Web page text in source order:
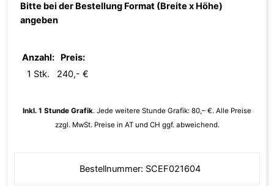
Bitte bei der Bestellung Format (Breite x Höhe)
angeben
Anzahl:
Preis:
1 Stk.
240,- €
Inkl. 1 Stunde Grafik. Jede weitere Stunde Grafik: 80,– €. Alle Preise
zzgl. MwSt. Preise in AT und CH ggf. abweichend.
Bestellnummer: SCEF021604